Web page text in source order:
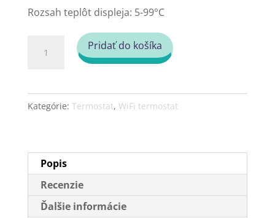
Rozsah teplôt displeja: 5-99°C
Programovateľný
12E-
WiFi
16A
Pridať do košíka
Kategórie: Termostat, WiFi termostat
Popis
Recenzie
Ďalšie informácie